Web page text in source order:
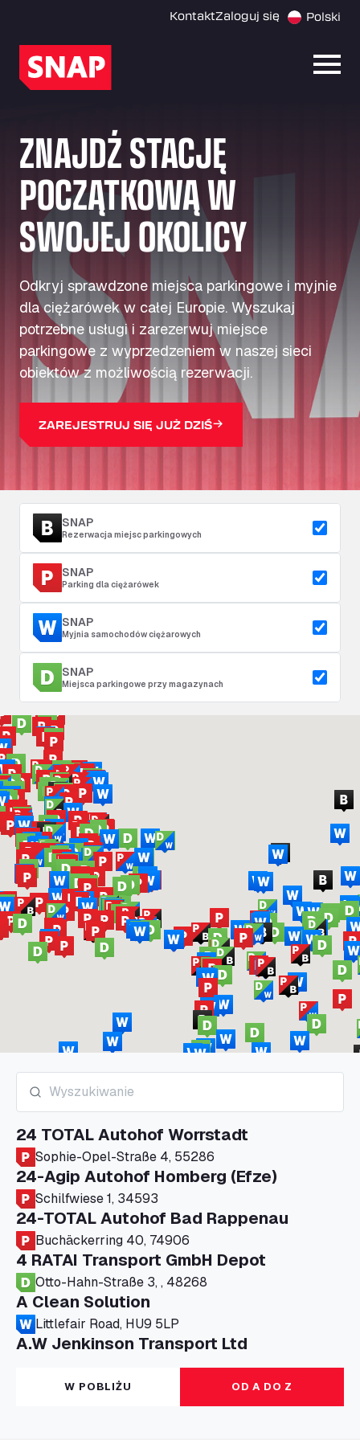
KontaktZaloguj się Polski
ZNAJDŹ STACJĘ
POCZĄTKOWĄ W
SWOJEJ OKOLICY
Odkryj sprawdzone miejsca parkingowe i myjnie
dla ciężarówek w całej Europie. Wyszukaj
potrzebne usługi i zarezerwuj miejsce
parkingowe z wyprzedzeniem w naszej sieci
obiektów z możliwością rezerwacji.
ZAREJESTRUJ SIĘ JUŻ DZIŚ
SNAP
Rezerwacja miejsc parkingowych
SNAP
Parking dla ciężarówek
SNAP
Myjnia samochodów ciężarowych
SNAP
Miejsca parkingowe przy magazynach
24 TOTAL Autohof Worrstadt
Sophie-Opel-Straße 4, 55286
24-Agip Autohof Homberg (Efze)
Schilfwiese 1, 34593
24-TOTAL Autohof Bad Rappenau
Buchäckerring 40, 74906
4 RATAI Transport GmbH Depot
Otto-Hahn-Straße 3, , 48268
A Clean Solution
Littlefair Road, HU9 5LP
A.W Jenkinson Transport Ltd
Progress House, ME11 5GA
A+G Nettetal - Depot Parking
Am Panneschopp 7, 41334
W POBLIŻU OD A DO Z